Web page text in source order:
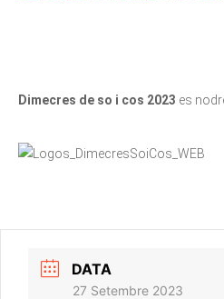
Dimecres de so i cos 2023 es
DATA
27 Setembre 2023